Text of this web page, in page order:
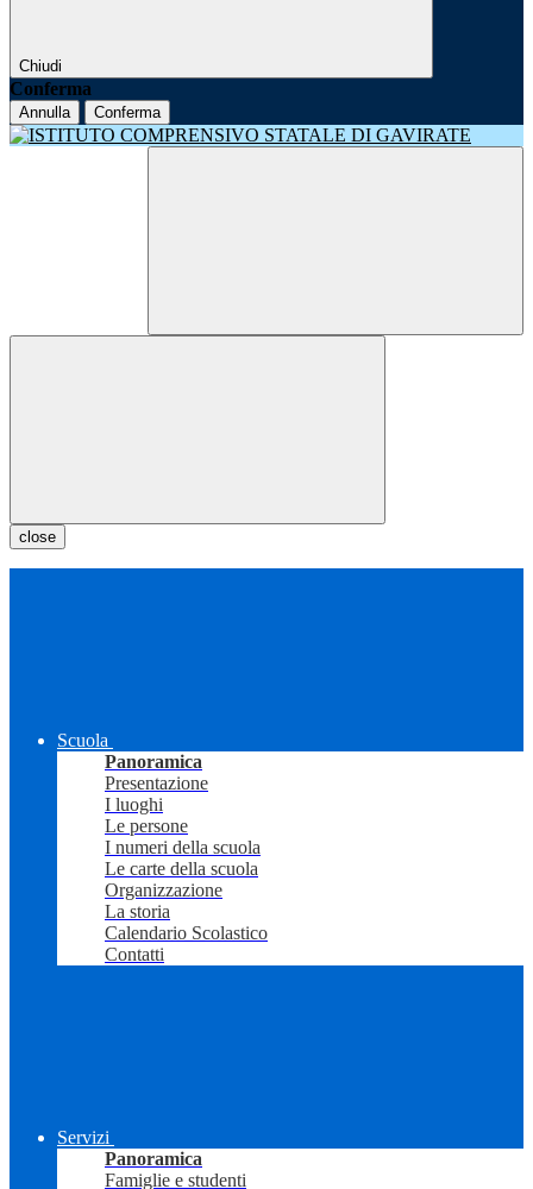
Chiudi
Conferma
Annulla Conferma
close
Scuola
Panoramica
Presentazione
I luoghi
Le persone
I numeri della scuola
Le carte della scuola
Organizzazione
La storia
Calendario Scolastico
Contatti
Servizi
Panoramica
Famiglie e studenti